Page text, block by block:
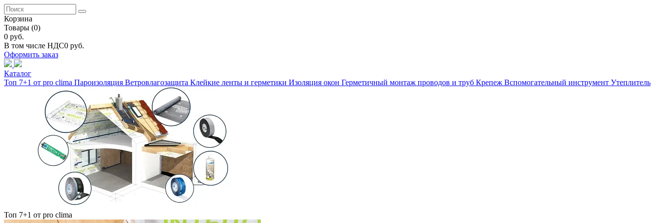
Корзина
Товары (0)
0 руб.
В том числе НДС0 руб.
Оформить заказ
Каталог
Топ 7+1 от pro clima Пароизоляция Ветровлагозащита Клейкие ленты и герметики Изоляция окон Герметичный монтаж проводов и труб Крепеж Вспомогательный инструмент Утеплитель
Топ 7+1 от pro clima